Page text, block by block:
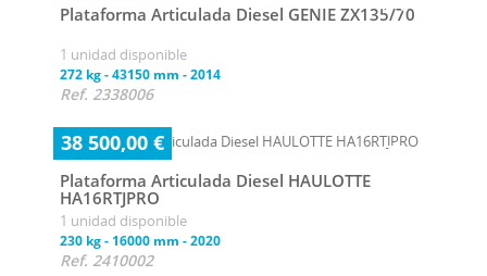
Plataforma Articulada Diesel GENIE ZX135/70
1 unidad disponible
272 kg-43150 mm -2014
Ref. 2338006
38 500,00 €
Plataforma Articulada Diesel HAULOTTE
HA16RTJPRO
1 unidad disponible
230 kg- 16000 mm -2020
Ref. 2410002